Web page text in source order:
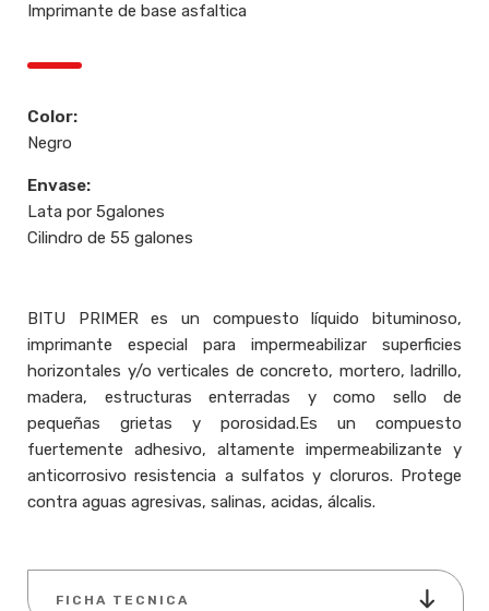
Imprimante de base asfaltica
Color:
Negro
Envase:
Lata por 5galones
Cilindro de 55 galones
BITU PRIMER es un compuesto líquido bituminoso,
imprimante especial para impermeabilizar superficies
horizontales y/o verticales de concreto, mortero, ladrillo,
madera, estructuras enterradas y como sello de
pequeñas grietas y porosidad.Es un compuesto
fuertemente adhesivo, altamente impermeabilizante y
anticorrosivo resistencia a sulfatos y cloruros. Protege
contra aguas agresivas, salinas, acidas, álcalis.
FICHA TECNICA